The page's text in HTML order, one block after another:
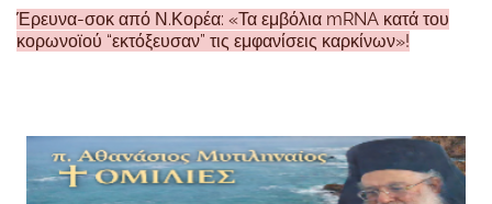
Έρευνα-σοκ από Ν.Κορέα: «Τα εμβόλια mRNA κατά του
κορωνοϊού “εκτόξευσαν” τις εμφανίσεις καρκίνων»!